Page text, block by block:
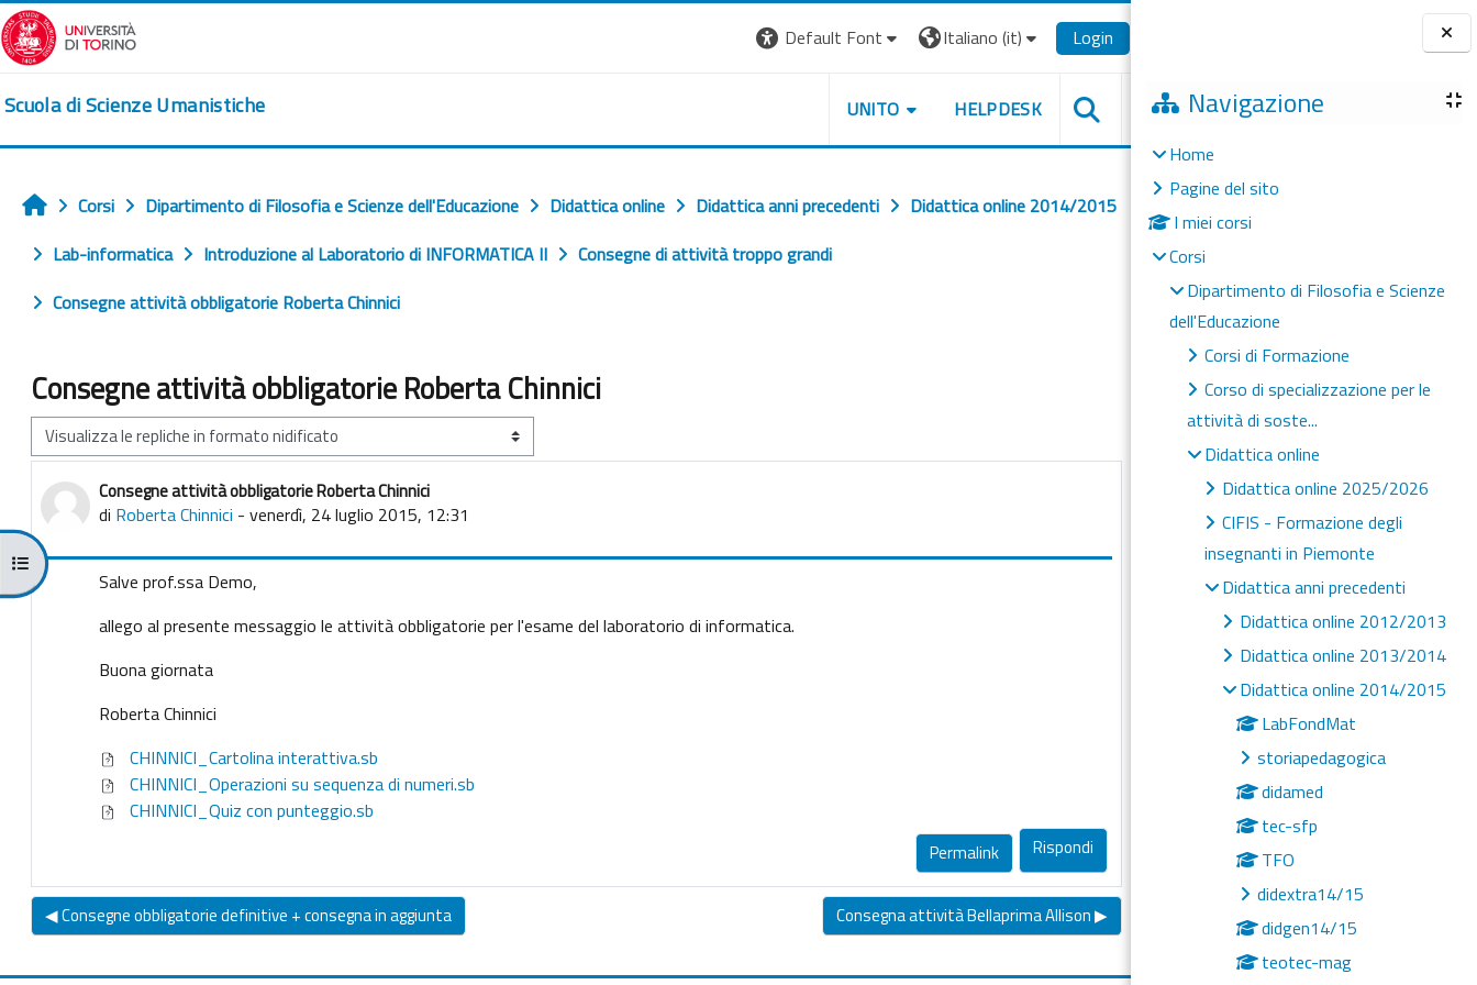
Vai al contenuto principale
Blocchi
Navigazione
Home
Pagine del sito
I miei corsi
Corsi
Dipartimento di Filosofia e Scienze
dell'Educazione
Corsi di Formazione
Corso di specializzazione per le
attività di soste...
Didattica online
Didattica online 2025/2026
CIFIS - Formazione degli
insegnanti in Piemonte
Didattica anni precedenti
Didattica online 2012/2013
Didattica online 2013/2014
Didattica online 2014/2015
LabFondMat
storiapedagogica
didamed
tec-sfp
TFO
didextra14/15
didgen14/15
teotec-mag
Default Font Italiano ‎(it)‎ Login
Scuola di Scienze Umanistiche UNITO HELPDESK
Apri indice del corso
Home
Corsi Dipartimento di Filosofia e Scienze dell'Educazione Didattica online Didattica anni precedenti
Didattica online 2014/2015
Lab-informatica
Introduzione al Laboratorio di INFORMATICA II
Consegne di attività troppo grandi
Consegne attività obbligatorie Roberta Chinnici
Consegne attività obbligatorie Roberta Chinnici
Modalità visualizzazione
Consegne attività obbligatorie Roberta Chinnici
di Roberta Chinnici - venerdì, 24 luglio 2015, 12:31
Numero di risposte: 0
Salve prof.ssa Demo,
allego al presente messaggio le attività obbligatorie per l'esame del laboratorio di informatica.
Buona giornata
Roberta Chinnici
CHINNICI_Cartolina interattiva.sb
CHINNICI_Operazioni su sequenza di numeri.sb
CHINNICI_Quiz con punteggio.sb
Permalink Rispondi
◀︎ Consegne obbligatorie definitive + consegna in aggiunta Consegna attività Bellaprima Allison ▶︎